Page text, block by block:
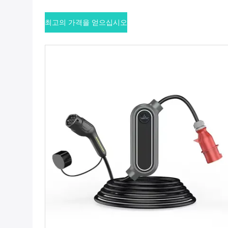
최고의 가격을 얻으십시오